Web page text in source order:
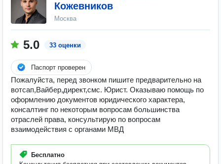
Кожевников
Москва
5.0 33 оценки
Паспорт проверен
Пожалуйста, перед звонком пишите предварительно на
вотсап,Вайбер,директ,смс. Юрист. Оказываю помощь по
оформлению документов юридического характера,
консалтинг по некоторым вопросам большинства
отраслей права, консультирую по вопросам
взаимодействия с органами МВД
Бесплатно